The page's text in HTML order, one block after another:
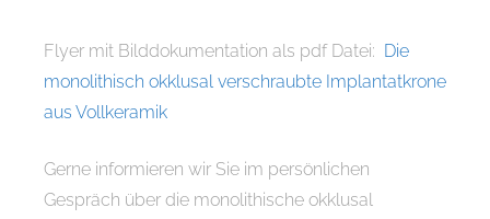
Flyer mit Bilddokumentation als pdf Datei: Die
monolithisch okklusal verschraubte Implantatkrone
aus Vollkeramik
Gerne informieren wir Sie im persönlichen
Gespräch über die monolithische okklusal